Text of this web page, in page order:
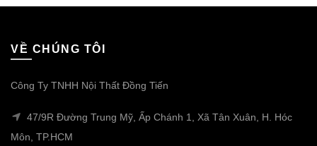
VỀ CHÚNG TÔI
Công Ty TNHH Nội Thất Đồng Tiến
47/9R Đường Trung Mỹ, Ấp Chánh 1, Xã Tân Xuân, H. Hóc
Môn, TP.HCM